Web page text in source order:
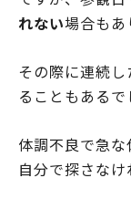
れない場合もあ
その際に連続
ることもあるで
体調不良で急
自分で探さなけ